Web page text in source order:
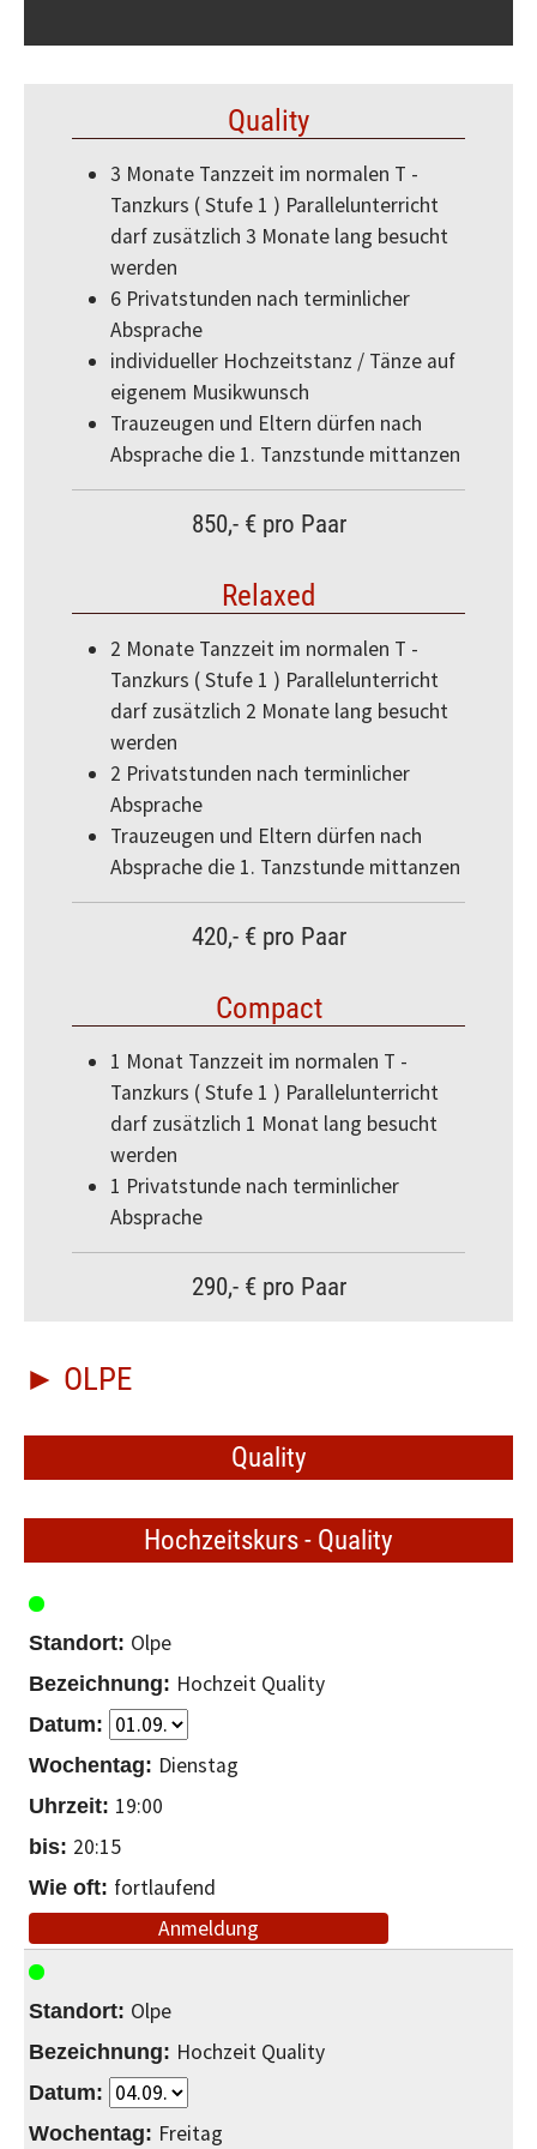
Quality
3 Monate Tanzzeit im normalen T -
Tanzkurs ( Stufe 1 ) Parallelunterricht
darf zusätzlich 3 Monate lang besucht
werden
6 Privatstunden nach terminlicher
Absprache
individueller Hochzeitstanz / Tänze auf
eigenem Musikwunsch
Trauzeugen und Eltern dürfen nach
Absprache die 1. Tanzstunde mittanzen
850,- € pro Paar
Relaxed
2 Monate Tanzzeit im normalen T -
Tanzkurs ( Stufe 1 ) Parallelunterricht
darf zusätzlich 2 Monate lang besucht
werden
2 Privatstunden nach terminlicher
Absprache
Trauzeugen und Eltern dürfen nach
Absprache die 1. Tanzstunde mittanzen
420,- € pro Paar
Compact
1 Monat Tanzzeit im normalen T -
Tanzkurs ( Stufe 1 ) Parallelunterricht
darf zusätzlich 1 Monat lang besucht
werden
1 Privatstunde nach terminlicher
Absprache
290,- € pro Paar
► OLPE
Quality
Hochzeitskurs - Quality
Olpe
Hochzeit Quality
Dienstag
19:00
20:15
fortlaufend
Anmeldung
Olpe
Hochzeit Quality
Freitag